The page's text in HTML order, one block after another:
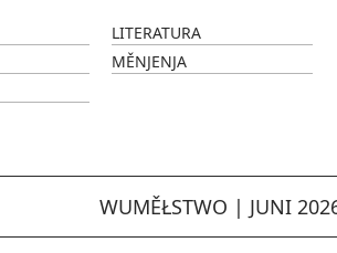
LITERATURA
MĚNJENJA
WUMĚŁSTWO | JUNI